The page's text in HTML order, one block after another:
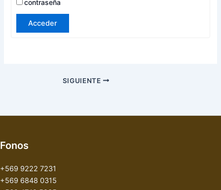
contraseña
Acceder
SIGUIENTE
Fonos
+569 9222 7231
+569 6848 0315